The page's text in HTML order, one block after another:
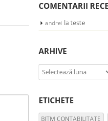
COMENTARII
andrei lateste
ARHIVE
Arhive
ETICHETE
BITM CONTABILITATE